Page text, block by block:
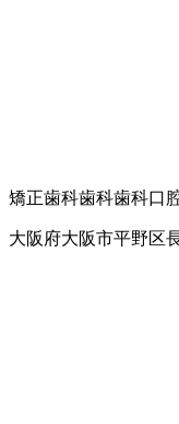
矯正歯科歯科歯科口
大阪府大阪市平野区